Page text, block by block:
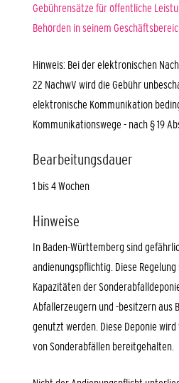
Gebührensätze für öffentliche
Behörden in seinem
Hinweis: Bei der elektronischen
22 NachwV wird die Gebühr
elektronische Kommunikation
Kommunikationswege - nach § 19
Bearbeitungsdauer
1 bis 4 Wochen
Hinweise
In Baden-Württemberg sind
andienungspflichtig. Diese
Kapazitäten der
Abfallerzeugern und -besitzern aus
genutzt werden. Diese Deponie
von Sonderabfällen bereitgehalten.